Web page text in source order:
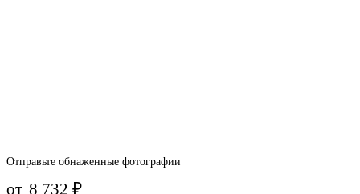
Отправьте обнаженные фотографии
от 8 732₽